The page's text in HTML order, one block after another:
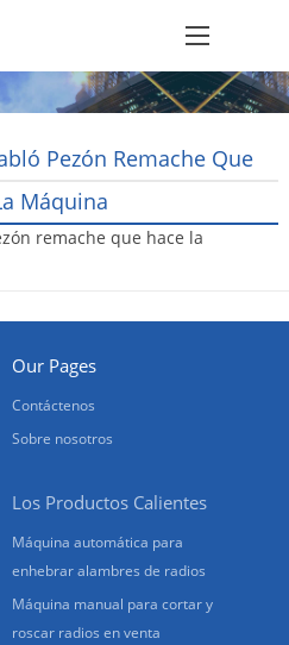
Pezón Remache Que
Máquina
remache que hace la
Our Pages
Contáctenos
Sobre nosotros
Los Productos Calientes
Máquina automática para
enhebrar alambres de radios
Máquina manual para cortar y
roscar radios en venta